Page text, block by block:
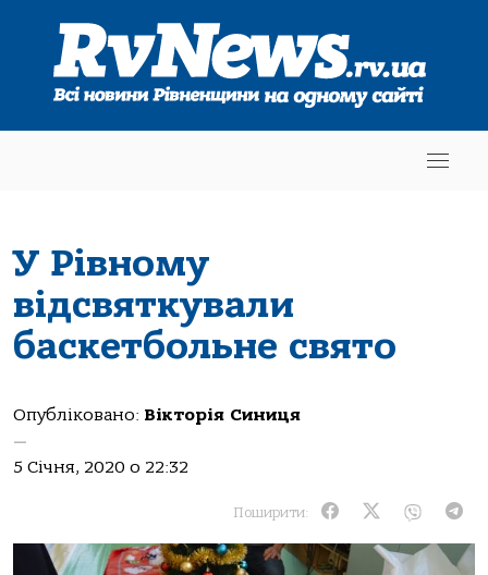
У Рівному
відсвяткували
баскетбольне свято
Опубліковано: Вікторія Синиця
—
5 Січня, 2020 о 22:32
Поширити: